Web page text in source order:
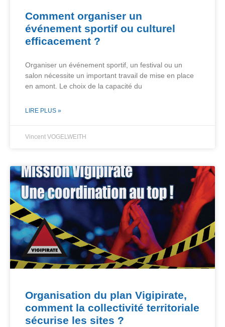
Comment organiser un
événement sportif ou culturel
efficacement ?
Organiser un événement sportif, un festival ou un
salon nécessite un important travail de mise en place
en amont. Le choix de la capacité du
LIRE PLUS »
Vincent VOGELWEITH
Organisation du plan Vigipirate,
comment la collectivité territoriale
sécurise les sites ?